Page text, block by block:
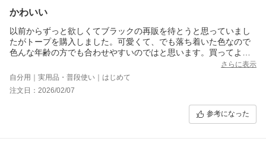
かわいい
以前からずっと欲しくてブラックの再販を待とうと思っていまし
たがトープを購入しました。可愛くて、でも落ち着いた色なので
色んな年齢の方でも合わせやすいのではと思います。買ってよか
さらに表示
自分用｜実用品・普段使い｜はじめて
注文日：2026/02/07
参考になった